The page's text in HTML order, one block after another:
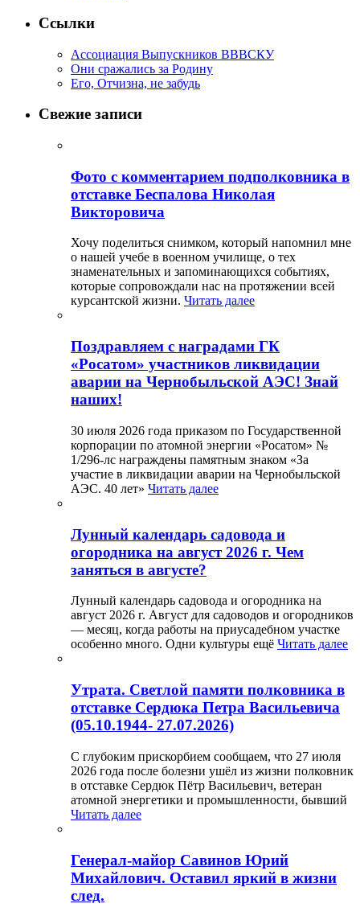
Ссылки
Ассоциация Выпускников ВВВСКУ
Они сражались за Родину
Его, Отчизна, не забудь
Свежие записи
Фото с комментарием подполковника в
отставке Беспалова Николая
Викторовича
Хочу поделиться снимком, который напомнил мне
о нашей учебе в военном училище, о тех
знаменательных и запоминающихся событиях,
которые сопровождали нас на протяжении всей
курсантской жизни. Читать далее
Поздравляем с наградами ГК
«Росатом» участников ликвидации
аварии на Чернобыльской АЭС! Знай
наших!
30 июля 2026 года приказом по Государственной
корпорации по атомной энергии «Росатом» №
1/296-лс награждены памятным знаком «За
участие в ликвидации аварии на Чернобыльской
АЭС. 40 лет» Читать далее
Лунный календарь садовода и
огородника на август 2026 г. Чем
заняться в августе?
Лунный календарь садовода и огородника на
август 2026 г. Август для садоводов и огородников
— месяц, когда работы на приусадебном участке
особенно много. Одни культуры ещё Читать далее
Утрата. Светлой памяти полковника в
отставке Сердюка Петра Васильевича
(05.10.1944- 27.07.2026)
С глубоким прискорбием сообщаем, что 27 июля
2026 года после болезни ушёл из жизни полковник
в отставке Сердюк Пётр Васильевич, ветеран
атомной энергетики и промышленности, бывший
Читать далее
Генерал-майор Савинов Юрий
Михайлович. Оставил яркий в жизни
след.